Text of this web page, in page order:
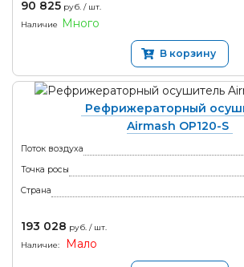
90 825 руб. / шт.
Наличие
Много
В корзину
Рефрижераторный
Airmash OP120-S
Поток воздуха
Точка росы
Страна
193 028 руб. / шт.
Наличие:
Мало